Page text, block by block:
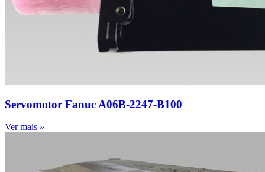
Servomotor Fanuc A06B-2247-B100
Ver mais »